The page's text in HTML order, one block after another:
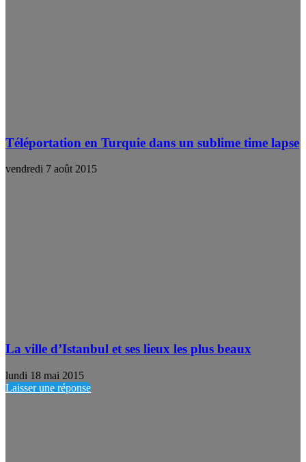
Téléportation en Turquie dans un sublime time lapse
vendredi 7 août 2015
La ville d’Istanbul et ses lieux les plus beaux
lundi 18 mai 2015
Laisser une réponse